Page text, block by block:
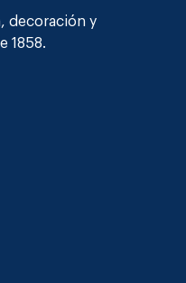
decoración y
1858.